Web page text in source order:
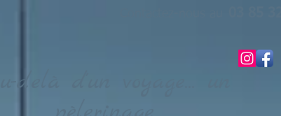
au-delà d'un voyage... un